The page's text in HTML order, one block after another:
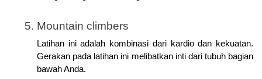
Mountain climbers
Latihan ini adalah kombinasi dari kardio dan kekuatan.
Gerakan pada latihan ini melibatkan inti dari tubuh bagian
bawah Anda.